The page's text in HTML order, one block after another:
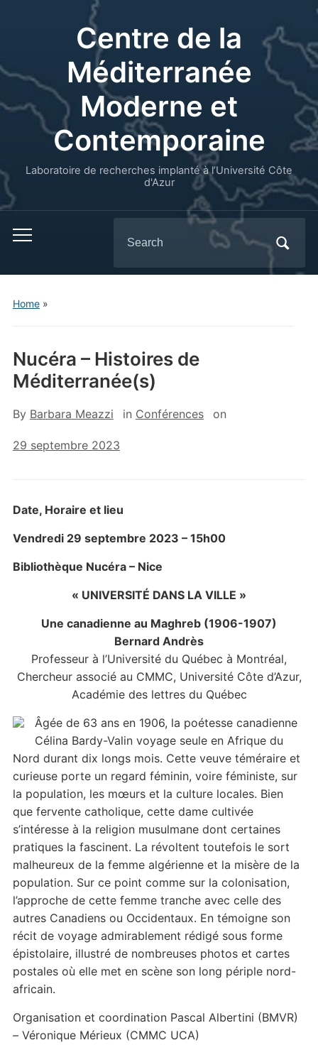
Centre de la
Méditerranée
Moderne et
Contemporaine
Laboratoire de recherches implanté à l’Université Côte
d'Azur
for:
Home»
Nucéra – Histoires de
Méditerranée(s)
By Barbara Meazzi in Conférences on
29 septembre 2023
Date, Horaire et lieu
Vendredi 29 septembre 2023 – 15h00
Bibliothèque Nucéra – Nice
« UNIVERSITÉ DANS LA VILLE »
Une canadienne au Maghreb (1906-1907)
Bernard Andrès
Professeur à l’Université du Québec à Montréal,
Chercheur associé au CMMC, Université Côte d’Azur,
Académie des lettres du Québec
Âgée de 63 ans en 1906, la poétesse canadienne
Célina Bardy-Valin voyage seule en Afrique du
Nord durant dix longs mois. Cette veuve téméraire et
curieuse porte un regard féminin, voire féministe, sur
la population, les mœurs et la culture locales. Bien
que fervente catholique, cette dame cultivée
s’intéresse à la religion musulmane dont certaines
pratiques la fascinent. La révoltent toutefois le sort
malheureux de la femme algérienne et la misère de la
population. Sur ce point comme sur la colonisation,
l’approche de cette femme tranche avec celle des
autres Canadiens ou Occidentaux. En témoigne son
récit de voyage admirablement rédigé sous forme
épistolaire, illustré de nombreuses photos et cartes
postales où elle met en scène son long périple nord-
africain.
Organisation et coordination Pascal Albertini (BMVR)
– Véronique Mérieux (CMMC UCA)